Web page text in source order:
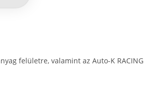
felületre, valamint az Auto-K RACING